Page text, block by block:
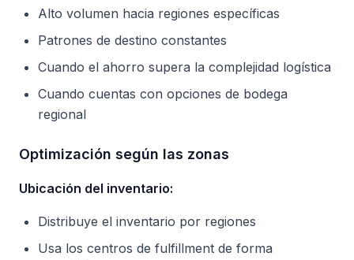
Alto volumen hacia regiones específicas
Patrones de destino constantes
Cuando el ahorro supera la complejidad logística
Cuando cuentas con opciones de bodega
regional
Optimización según las zonas
Ubicación del inventario:
Distribuye el inventario por regiones
Usa los centros de fulfillment de forma